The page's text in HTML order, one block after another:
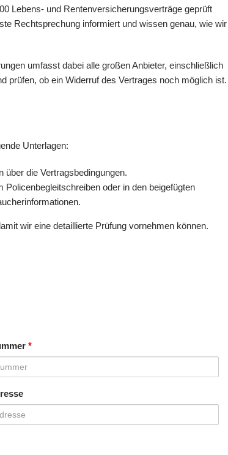
Lebens- und Rentenversicherungsverträge geprüft
Rechtsprechung informiert und wissen genau, wie wir
umfasst dabei alle großen Anbieter, einschließlich
prüfen, ob ein Widerruf des Vertrages noch möglich ist.
Unterlagen:
über die Vertragsbedingungen.
oder in den beigefügten
wir eine detaillierte Prüfung vornehmen können.
*